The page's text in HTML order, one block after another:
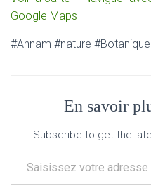
Google Maps
#Annam #nature #Botanique
En savoir
Subscribe to get the